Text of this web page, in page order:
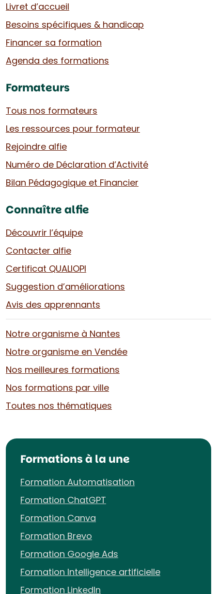
Livret d’accueil
Besoins spécifiques & handicap
Financer sa formation
Agenda des formations
Formateurs
Tous nos formateurs
Les ressources pour formateur
Rejoindre alfie
Numéro de Déclaration d’Activité
Bilan Pédagogique et Financier
Connaître alfie
Découvrir l’équipe
Contacter alfie
Certificat QUALIOPI
Suggestion d’améliorations
Avis des apprennants
Notre organisme à Nantes
Notre organisme en Vendée
Nos meilleures formations
Nos formations par ville
Toutes nos thématiques
Formations à la une
Formation Automatisation
Formation ChatGPT
Formation Canva
Formation Brevo
Formation Google Ads
Formation Intelligence artificielle
Formation LinkedIn